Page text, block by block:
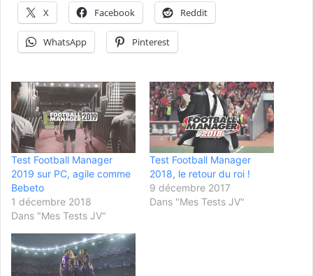
X Facebook Reddit
WhatsApp Pinterest
Test Football Manager
2019 sur PC, agile comme
Bebeto
1 décembre 2018
Dans "Mes Tests JV"
Test Football Manager
2018, le retour du roi !
9 décembre 2017
Dans "Mes Tests JV"